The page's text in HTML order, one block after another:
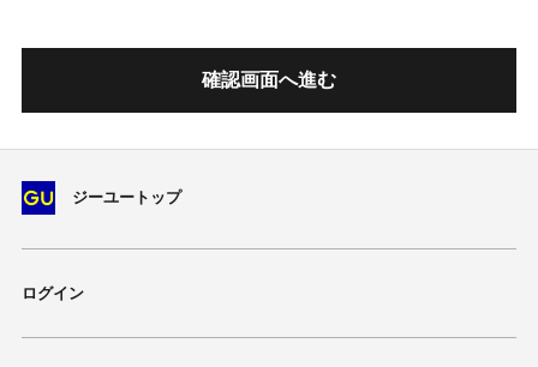
確認画面へ進む
ジーユートップ
ログイン